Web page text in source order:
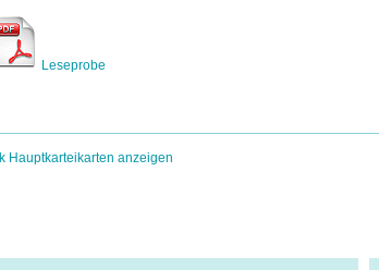
Leseprobe
Hauptkarteikarten anzeigen